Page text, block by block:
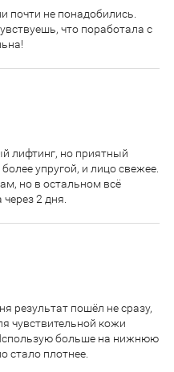
почти не понадобились.
что поработала с
лифтинг, но приятный
упругой, и лицо свежее.
но в остальном всё
2 дня.
результат пошёл не сразу,
чувствительной кожи
больше на нижнюю
стало плотнее.